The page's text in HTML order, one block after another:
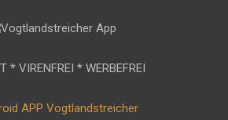
* VIRENFREI * WERBEFREI